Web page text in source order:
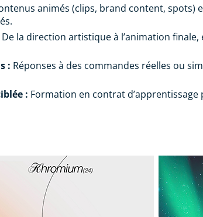
animés (clips, brand content, spots)
De la direction artistique à l’animation
: Réponses à des commandes réelles ou
: Formation en contrat